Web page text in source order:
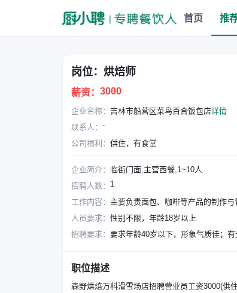
岗位：烘焙师
薪资： 3000
企业名称： 吉林市船营区菜鸟百合饭包店详情
联系人： -
公司福利： 供住，有食堂
企业简介： 临街门面,主营西餐,1~10人
招聘人数： 1
工作内容： 主要负责面包、咖啡等产品的制作
人员要求： 性别不限，年龄18岁以上
招聘要求：
职位描述
森野烘焙万科滑雪场店招聘营业员工资3000(供
首页 推